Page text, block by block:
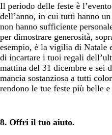
Il periodo delle feste è
dell’anno, in cui tutti hanno
non hanno sufficiente
per dimostrare generosità,
esempio, è la vigilia di Natale
di incartare i tuoi regali
mattina del 31 dicembre e sei
mancia sostanziosa a tutti
rendono le tue feste più belle
8. Offri il tuo aiuto.